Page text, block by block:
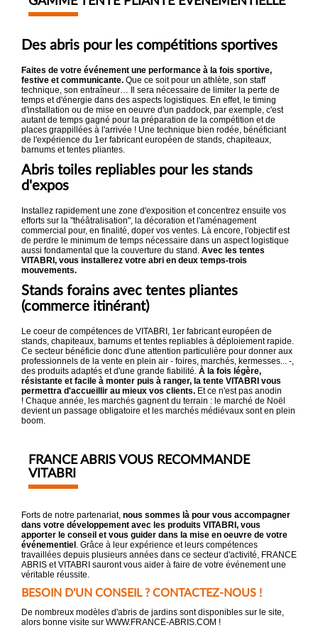
Des abris pour les compétitions sportives
Faites de votre événement une performance à la fois sportive,
festive et communicante. Que ce soit pour un athlète, son staff
technique, son entraîneur… Il sera nécessaire de limiter la perte de
temps et d'énergie dans des aspects logistiques. En effet, le timing
d'installation ou de mise en oeuvre d'un paddock, par exemple, c'est
autant de temps gagné pour la préparation de la compétition et de
places grappillées à l'arrivée ! Une technique bien rodée, bénéficiant
de l'expérience du 1er fabricant européen de stands, chapiteaux,
barnums et tentes pliantes.
Abris toiles repliables pour les stands
d'expos
Installez rapidement une zone d'exposition et concentrez ensuite vos
efforts sur la "théâtralisation", la décoration et l'aménagement
commercial pour, en finalité, doper vos ventes. Là encore, l'objectif est
de perdre le minimum de temps nécessaire dans un aspect logistique
aussi fondamental que la couverture du stand. Avec les tentes
VITABRI, vous installerez votre abri en deux temps-trois
mouvements.
Stands forains avec tentes pliantes
(commerce itinérant)
Le coeur de compétences de VITABRI, 1er fabricant européen de
stands, chapiteaux, barnums et tentes repliables à déploiement rapide.
Ce secteur bénéficie donc d'une attention particulière pour donner aux
professionnels de la vente en plein air - foires, marchés, kermesses... -,
des produits adaptés et d'une grande fiabilité. À la fois légère,
résistante et facile à monter puis à ranger, la tente VITABRI vous
permettra d'accueillir au mieux vos clients. Et ce n'est pas anodin
! Chaque année, les marchés gagnent du terrain : le marché de Noël
devient un passage obligatoire et les marchés médiévaux sont en plein
boom.
FRANCE ABRIS VOUS RECOMMANDE
VITABRI
Forts de notre partenariat, nous sommes là pour vous accompagner
dans votre développement avec les produits VITABRI, vous
apporter le conseil et vous guider dans la mise en oeuvre de votre
événementiel . Grâce à leur expérience et leurs compétences
travaillées depuis plusieurs années dans ce secteur d'activité, FRANCE
ABRIS et VITABRI sauront vous aider à faire de votre événement une
véritable réussite.
BESOIN D'UN CONSEIL ? CONTACTEZ-NOUS !
De nombreux modèles d'abris de jardins sont disponibles sur le site,
alors bonne visite sur WWW.FRANCE-ABRIS.COM !